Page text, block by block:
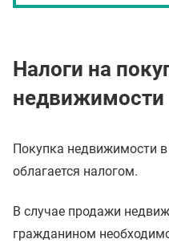
Налоги на
недвижимости
Покупка недвижимости
облагается налогом.
В случае продажи
гражданином